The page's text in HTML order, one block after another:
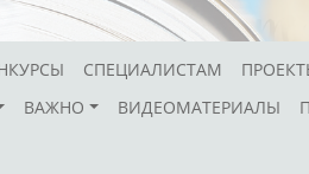
СПЕЦИАЛИСТАМ
ВАЖНО ВИДЕОМАТЕРИАЛЫ